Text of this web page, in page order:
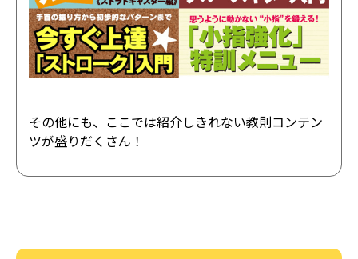
その他にも、ここでは紹介しきれない教則コンテン
ツが盛りだくさん！